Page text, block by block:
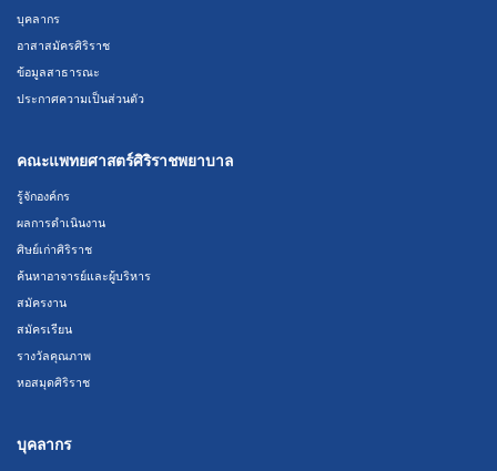
บุคลากร
อาสาสมัครศิริราช
ข้อมูลสาธารณะ
ประกาศความเป็นส่วนตัว
คณะแพทยศาสตร์ศิริราชพยาบาล
รู้จักองค์กร
ผลการดำเนินงาน
ศิษย์เก่าศิริราช
ค้นหาอาจารย์และผู้บริหาร
สมัครงาน
สมัครเรียน
รางวัลคุณภาพ
หอสมุดศิริราช
บุคลากร